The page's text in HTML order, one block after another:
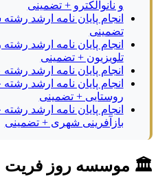
و نانوالکترو + تضمینی
انجام پایان نامه ارشد
تضمینی
انجام پایان نامه ارشد
تلویزیون + تضمینی
انجام پایان نامه ارشد
انجام پایان نامه ارشد
روستایی + تضمینی
انجام پایان نامه ارشد
بازآفرینی شهری + تضمینی
🏛 موسسه روز فریت